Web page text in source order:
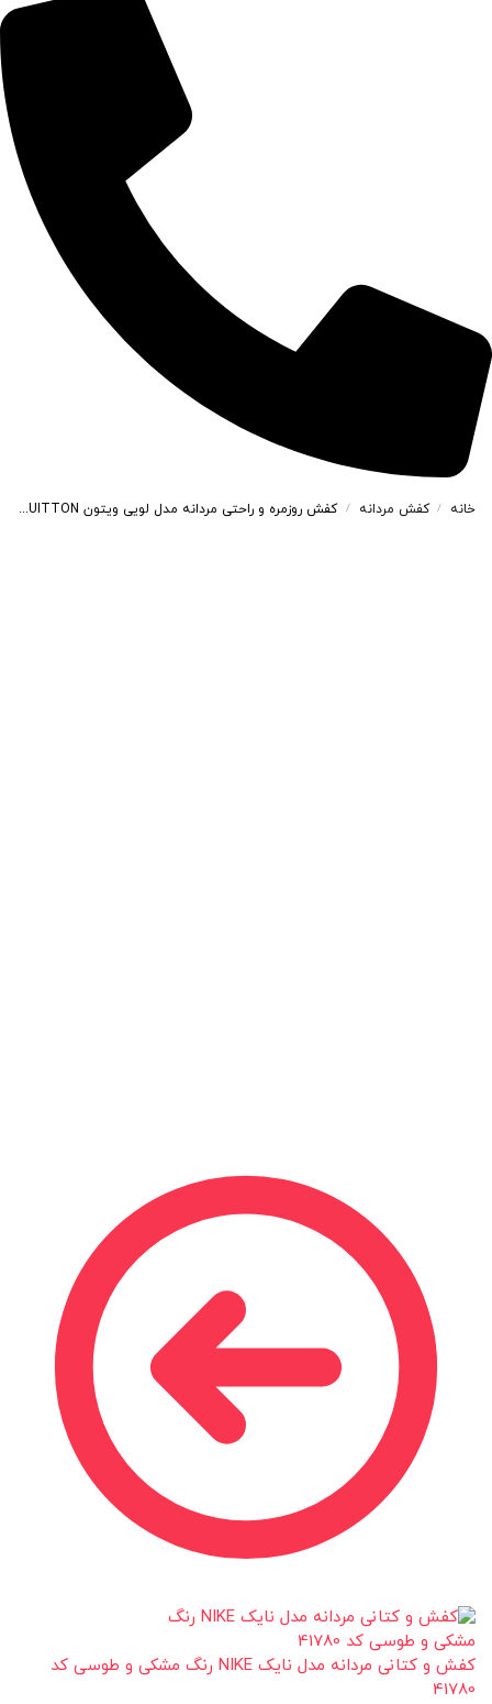
خانه / کفش مردانه / کفش روزمره و راحتی مردانه مدل لویی ویتون LOUIS VUITTON رنگ مشکی کد 8352
کفش و کتانی مردانه مدل نایک NIKE رنگ مشکی و طوسی کد
41780